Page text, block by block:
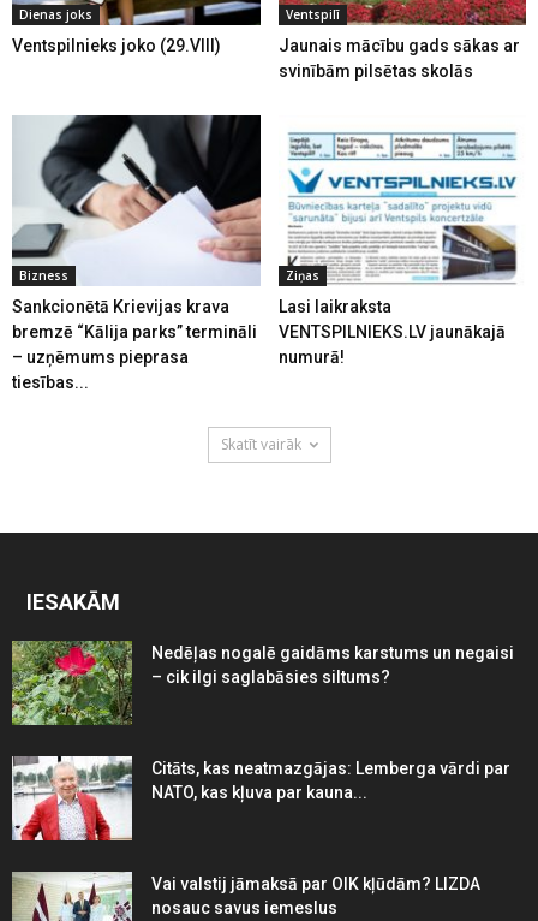
Dienas joks
Ventspilnieks joko (29.VIII)
Ventspilī
Jaunais mācību gads sākas ar
svinībām pilsētas skolās
Bizness
Sankcionētā Krievijas krava
bremzē “Kālija parks” termināli
– uzņēmums pieprasa
tiesības...
Ziņas
Lasi laikraksta
VENTSPILNIEKS.LV jaunākajā
numurā!
Skatīt vairāk
IESAKĀM
Nedēļas nogalē gaidāms karstums un negaisi
– cik ilgi saglabāsies siltums?
Citāts, kas neatmazgājas: Lemberga vārdi par
NATO, kas kļuva par kauna...
Vai valstij jāmaksā par OIK kļūdām? LIZDA
nosauc savus iemeslus